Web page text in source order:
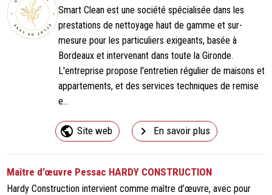
Smart Clean est une société spécialisée dans les
prestations de nettoyage haut de gamme et sur-
mesure pour les particuliers exigeants, basée à
Bordeaux et intervenant dans toute la Gironde.
L'entreprise propose l'entretien régulier de maisons et
appartements, et des services techniques de remise
e...
public Site web navigate_next En savoir plus
Maître d’œuvre Pessac HARDY CONSTRUCTION
Hardy Construction intervient comme maître d’œuvre, avec pour